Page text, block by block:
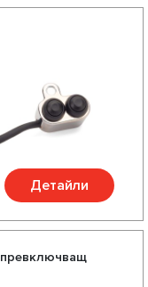
Детайли